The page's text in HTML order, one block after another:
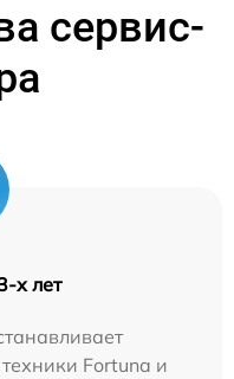
сервис-
х лет
Fortuna и